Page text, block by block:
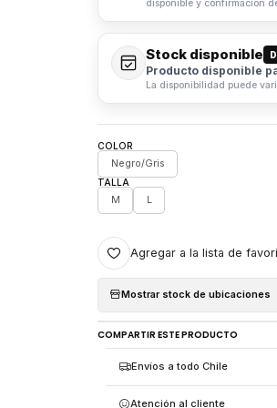
disponible y confirmación
Stock disponible
Producto disponible
La disponibilidad puede
COLOR
Negro/Gris
TALLA
M L
Agregar a la lista de
Mostrar stock de ubicaciones
COMPARTIR ESTE PRODUCTO
Envíos a todo Chile
Atención al cliente